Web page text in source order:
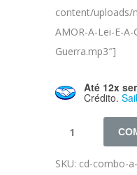
content/uploads/
AMOR-A-Lei-E-
Guerra.mp3″]
Até 12x
Crédito.
SKU: cd-combo-